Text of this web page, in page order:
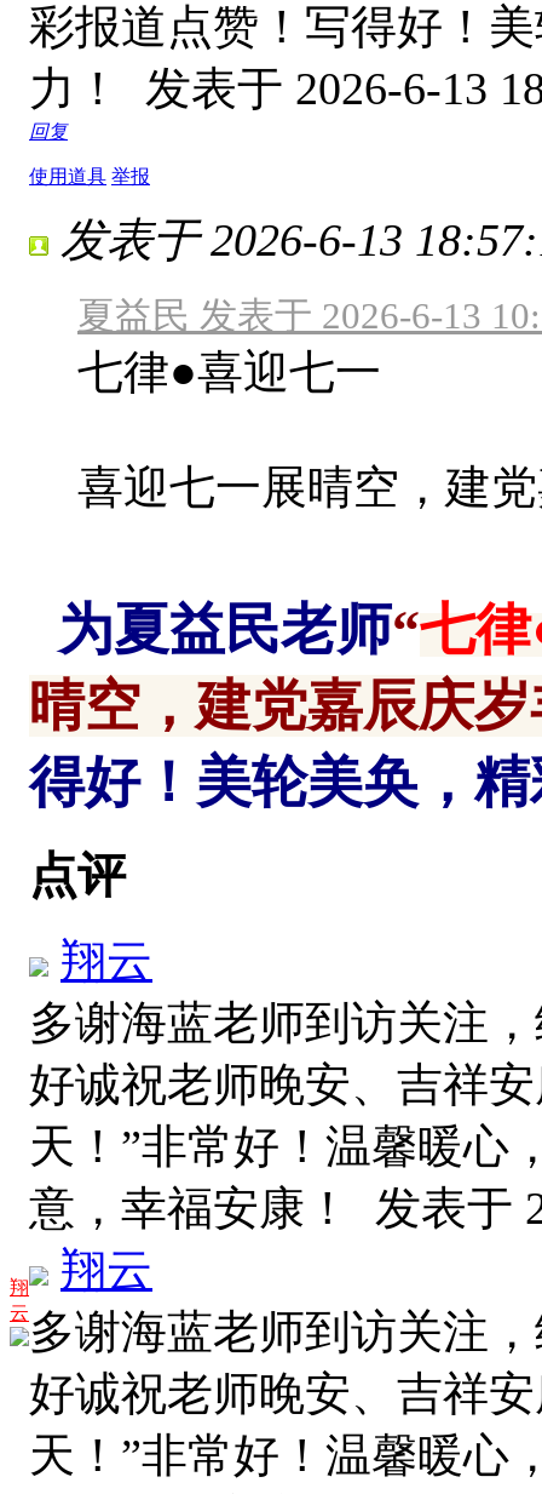
彩报道点赞！写得好！
力！ 发表于 2026-6-13
回复
使用道具 举报
翔
云
发表于 2026-6-13
夏益民 发表于 2026-6-13
七律●喜迎七一
喜迎七一展晴空，建
为夏益民老师“七
晴空，建党嘉辰庆
得好！美轮美奂，
点评
翔云
多谢海蓝老师到访关注
好诚祝老师晚安、吉祥
天！”非常好！温馨暖心
意，幸福安康！ 发表于
翔云
多谢海蓝老师到访关注
好诚祝老师晚安、吉祥
天！”非常好！温馨暖心